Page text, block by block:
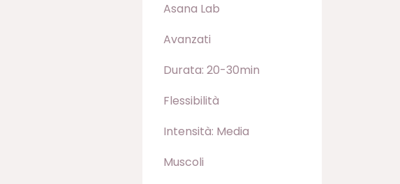
Asana Lab
Avanzati
Durata: 20-30min
Flessibilità
Intensità: Media
Muscoli